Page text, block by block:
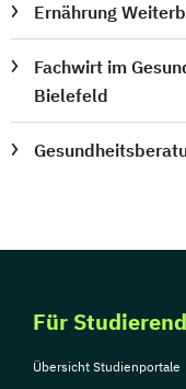
Ernährung
Fachwirt im
Bielefeld
Für
Übersicht Studienportale